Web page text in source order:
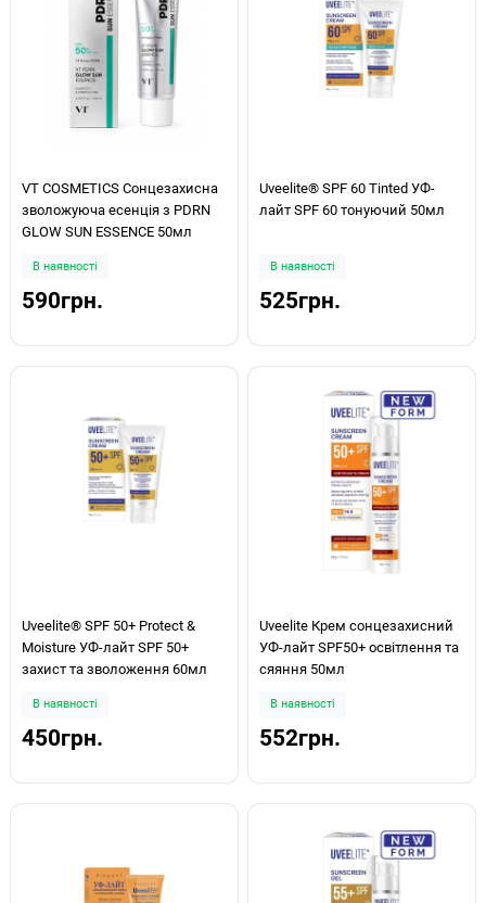
VT COSMETICS Сонцезахисна
зволожуюча есенція з PDRN
GLOW SUN ESSENCE 50мл
В наявності
590грн.
Uveelite® SPF 60 Tinted УФ-
лайт SPF 60 тонуючий 50мл
В наявності
525грн.
Uveelite® SPF 50+ Protect &
Moisture УФ-лайт SPF 50+
захист та зволоження 60мл
В наявності
450грн.
Uveelite Крем сонцезахисний
УФ-лайт SPF50+ освітлення та
сяяння 50мл
В наявності
552грн.